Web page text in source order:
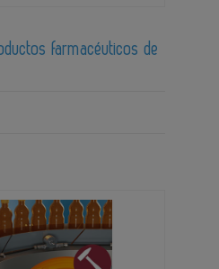
farmacéuticos de